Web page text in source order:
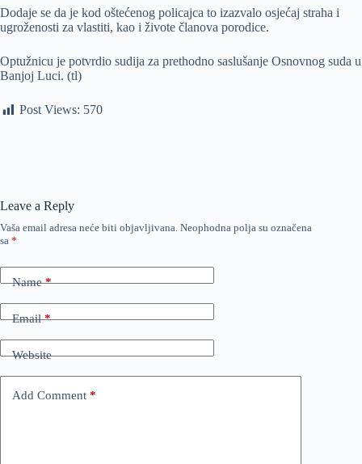
Dodaje se da je kod oštećenog policajca to izazvalo osjećaj straha i
ugroženosti za vlastiti, kao i živote članova porodice.
Optužnicu je potvrdio sudija za prethodno saslušanje Osnovnog suda u
Banjoj Luci. (tl)
Post Views: 570
Leave a Reply
Vaša email adresa neće biti objavljivana. Neophodna polja su označena
sa *
Name*
Email*
Website
Add Comment *